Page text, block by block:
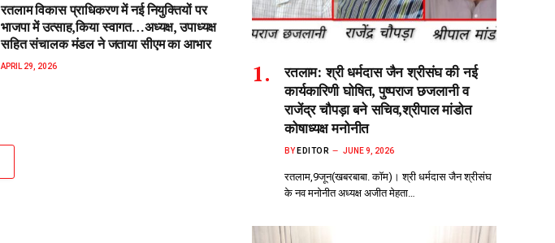
रतलाम विकास प्राधिकरण में नई नियुक्तियों पर
भाजपा में उत्साह,किया स्वागत…अध्यक्ष, उपाध्यक्ष
सहित संचालक मंडल ने जताया सीएम का आभार
APRIL 29, 2026
रतलाम: श्री धर्मदास जैन श्रीसंघ की नई
कार्यकारिणी घोषित, पुष्पराज छजलानी व
राजेंद्र चौपड़ा बने सचिव,श्रीपाल मांडोत
कोषाध्यक्ष मनोनीत
BY EDITOR JUNE 9, 2026
रतलाम,9जून(खबरबाबा. कॉम)। श्री धर्मदास जैन श्रीसंघ
के नव मनोनीत अध्यक्ष अजीत मेहता…